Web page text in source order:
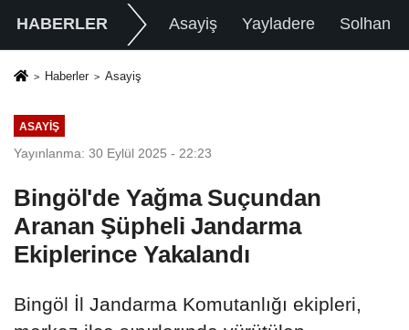
HABERLER Asayiş Yayladere Solhan
Haberler Asayiş
ASAYIŞ
Yayınlanma: 30 Eylül 2025 - 22:23
Bingöl'de Yağma Suçundan
Aranan Şüpheli Jandarma
Ekiplerince Yakalandı
Bingöl İl Jandarma Komutanlığı ekipleri,